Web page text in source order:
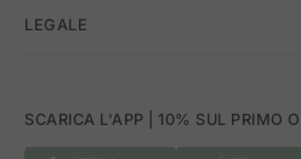
LEGALE
SCARICA L'APP | 10% SUL PRIMO